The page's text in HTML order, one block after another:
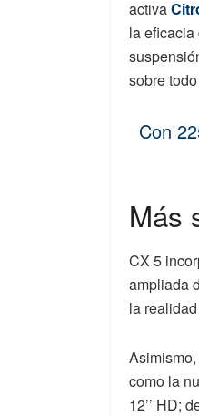
activa
la
sobre
Con
Más
CX 5
ampliada
la
como la
12’’ HD;